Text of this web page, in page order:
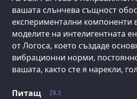
вашата слънчева същност
експериментални компоненти
моделите на интелигентната
от Логоса, което създаде
вибрационни норми,
вашата, както сте я нарекли,
29.3
Питащ